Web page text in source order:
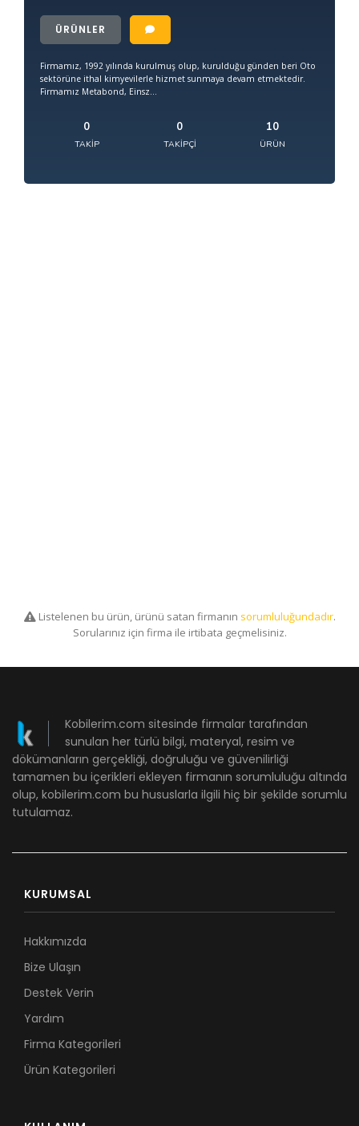
ÜRÜNLER
Firmamız, 1992 yılında kurulmuş olup, kurulduğu günden beri Oto
sektörüne ithal kimyevilerle hizmet sunmaya devam etmektedir.
Firmamız Metabond, Einsz...
0
TAKIP
0
TAKIPÇI
10
ÜRÜN
Listelenen bu ürün, ürünü satan firmanın sorumluluğundadır.
Sorularınız için firma ile irtibata geçmelisiniz.
Kobilerim.com sitesinde firmalar tarafından
sunulan her türlü bilgi, materyal, resim ve
dökümanların gerçekliği, doğruluğu ve güvenilirliği
tamamen bu içerikleri ekleyen firmanın sorumluluğu altında
olup, kobilerim.com bu hususlarla ilgili hiç bir şekilde sorumlu
tutulamaz.
KURUMSAL
Hakkımızda
Bize Ulaşın
Destek Verin
Yardım
Firma Kategorileri
Ürün Kategorileri